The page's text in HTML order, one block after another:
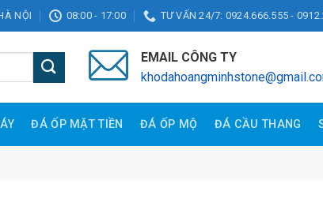
NỘI 08:00 - 17:00 TƯ VẤN 24/7: 0924.666.555 -
EMAIL CÔNG TY
ĐÁ ỐP MẶT TIỀN ĐÁ ỐP MỘ ĐÁ CẦU THANG